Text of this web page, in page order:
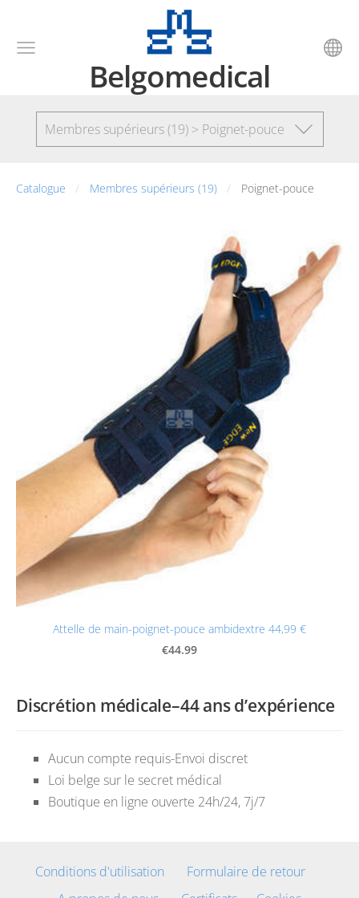
Belgomedical
Membres supérieurs (19) > Poignet-pouce
Discrétion médicale–44 ans d’expérience
Aucun compte requis-Envoi discret
Loi belge sur le secret médical
Boutique en ligne ouverte 24h/24, 7j/7
Catalogue Membres supérieurs (19) Poignet-pouce
Attelle de main-poignet-pouce ambidextre 44,99 €
€44.99
Conditions d'utilisation
Formulaire de retour